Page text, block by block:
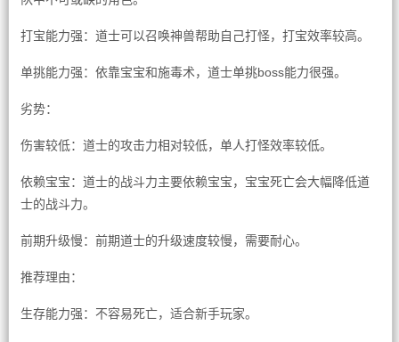
打宝能力强：道士可以召唤神兽帮助自己打怪，打宝效率较高。
单挑能力强：依靠宝宝和施毒术，道士单挑boss能力很强。
劣势：
伤害较低：道士的攻击力相对较低，单人打怪效率较低。
依赖宝宝：道士的战斗力主要依赖宝宝，宝宝死亡会大幅降低道
士的战斗力。
前期升级慢：前期道士的升级速度较慢，需要耐心。
推荐理由：
生存能力强：不容易死亡，适合新手玩家。